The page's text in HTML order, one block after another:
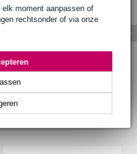
moment aanpassen of
rechtsonder of via onze